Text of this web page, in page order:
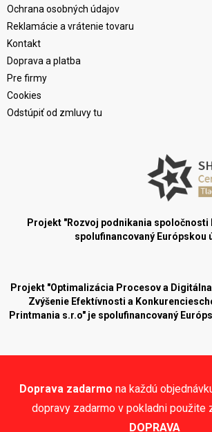
Doprava zadarmo na každú
dopravy zadarmo v pokladni použite
DOPRAVA
Ochrana osobných údajov
Reklamácie a vrátenie tovaru
Kontakt
Doprava a platba
Pre firmy
Cookies
Odstúpiť od zmluvy tu
Projekt "Rozvoj podnikania spoločnosti
spolufinancovaný Európskou
Projekt "Optimalizácia Procesov a
Zvýšenie Efektívnosti a
Printmania s.r.o" je spolufinancovaný
Blog